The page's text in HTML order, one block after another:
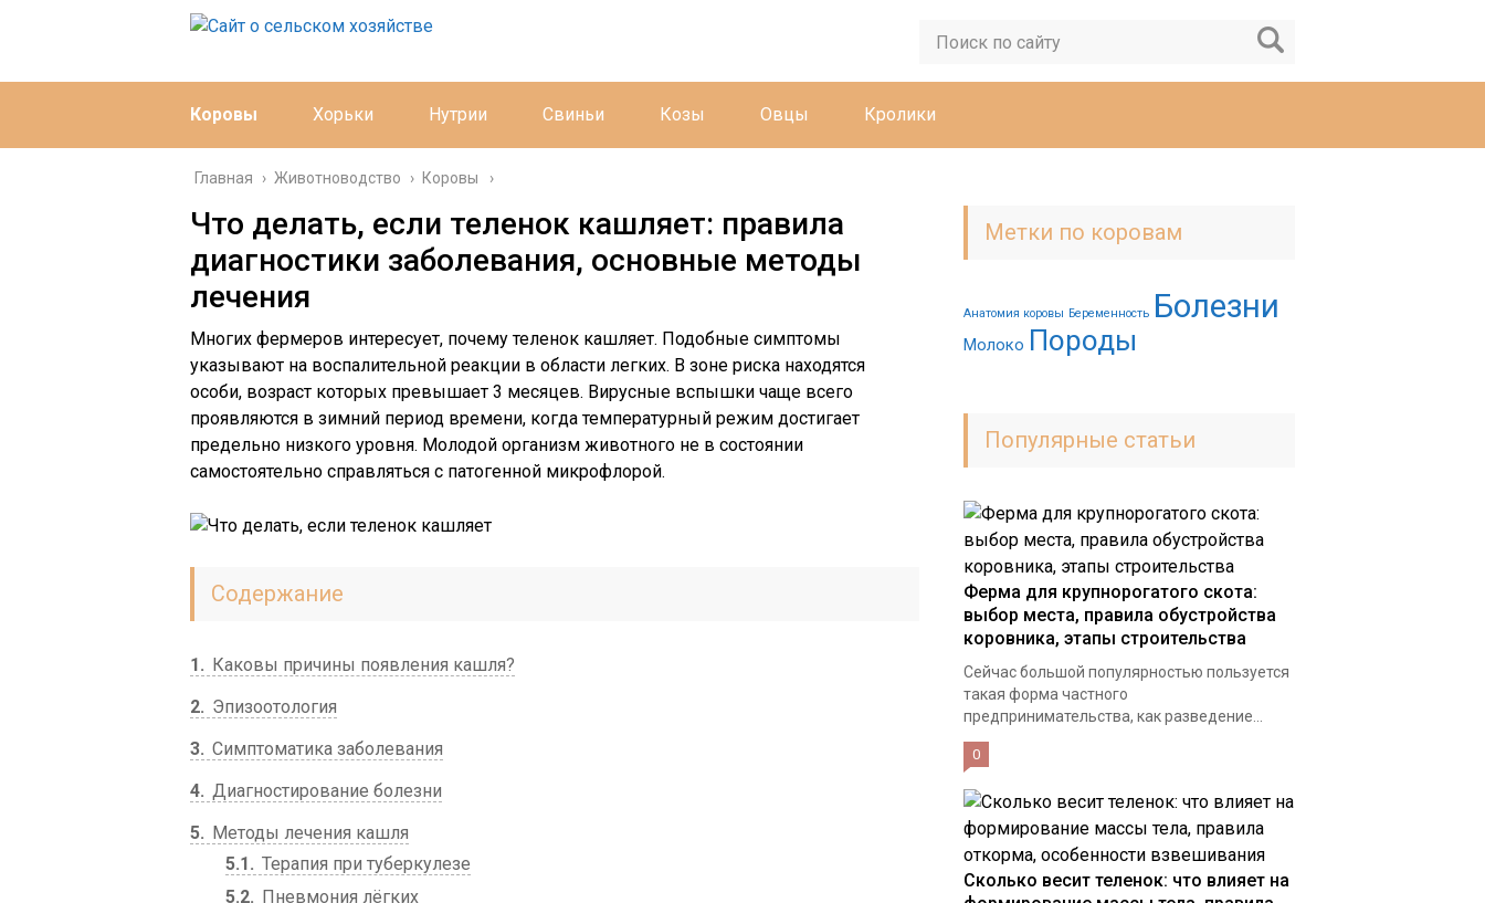
Коровы Хорьки Нутрии Свиньи Козы Овцы Кролики
Главная › Животноводство › Коровы
Что делать, если теленок кашляет: правила
диагностики заболевания, основные методы
лечения
Многих фермеров интересует, почему теленок кашляет. Подобные симптомы
указывают на воспалительной реакции в области легких. В зоне риска находятся
особи, возраст которых превышает 3 месяцев. Вирусные вспышки чаще всего
проявляются в зимний период времени, когда температурный режим достигает
предельно низкого уровня. Молодой организм животного не в состоянии
самостоятельно справляться с патогенной микрофлорой.
Содержание
1
Каковы причины появления кашля?
2
Эпизоотология
3 Симптоматика заболевания
4 Диагностирование болезни
5
Методы лечения кашля
5.1
Терапия при туберкулезе
5.2
Пневмония лёгких
Метки по коровам
Анатомия коровы Беременность Болезни
Молоко Породы
Популярные статьи
Ферма для крупнорогатого скота:
выбор места, правила обустройства
коровника, этапы строительства
Сейчас большой популярностью пользуется
такая форма частного
предпринимательства, как разведение...
0
Сколько весит теленок: что влияет на